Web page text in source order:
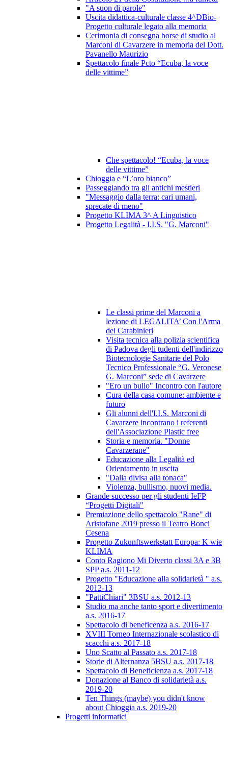
"A suon di parole"
Uscita didattica-culturale classe 4^DBio-
Progetto culturale legato alla memoria
Cerimonia di consegna borse di studio al
Marconi di Cavarzere in memoria del Dott.
Pavanello Maurizio
Spettacolo finale Pcto “Ecuba, la voce
delle vittime”
Che spettacolo! “Ecuba, la voce
delle vittime”
Chioggia e “L’oro bianco”
Passeggiando tra gli antichi mestieri
"Messaggio dalla terra: cari umani,
sprecate di meno"
Progetto KLIMA 3^ A Linguistico
Progetto Legalità - I.I.S. "G. Marconi"
Le classi prime del Marconi a
lezione di LEGALITA’ Con l'Arma
dei Carabinieri
Visita tecnica alla polizia scientifica
di Padova degli tudenti dell'indirizzo
Biotecnologie Sanitarie del Polo
Tecnico Professionale “G. Veronese
G. Marconi” sede di Cavarzere
"Ero un bullo" Incontro con l'autore
Cura della casa comune: ambiente e
futuro
Gli alunni dell'I.I.S. Marconi di
Cavarzere incontrano i referenti
dell'Associazione Plastic free
Storia e memoria. "Donne
Cavarzerane"
Educazione alla Legalità ed
Orientamento in uscita
"Dalla divisa alla tonaca"
Violenza, bullismo, nuovi media.
Grande successo per gli studenti IeFP
“Progetti Digitali"
Premiazione dello spettacolo "Rane" di
Aristofane 2019 presso il Teatro Bonci
Cesena
Progetto Zukunftswerkstatt Europa: K wie
KLIMA
Conto Ragiono Mi Diverto classi 3A e 3B
SPP a.s. 2011-12
Progetto "Educazione alla solidarietà " a.s.
2012-13
"PattiChiari" 3BSU a.s. 2012-13
Studio ma anche tanto sport e divertimento
a.s. 2016-17
Spettacolo di beneficenza a.s. 2016-17
XVIII Torneo Internazionale scolastico di
scacchi a.s. 2017-18
Uno Scatto al Passato a.s. 2017-18
Storie di Alternanza 5BSU a.s. 2017-18
Spettacolo di Beneficienza a.s. 2017-18
Donazione al Banco di solidarietà a.s.
2019-20
Ten Things (maybe) you didn't know
about Chioggia a.s. 2019-20
Progetti informatici